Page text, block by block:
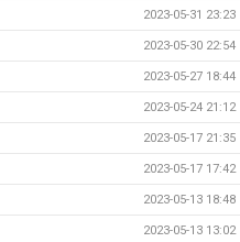
2023-05-31 23:23
2023-05-30 22:54
2023-05-27 18:44
2023-05-24 21:12
2023-05-17 21:35
2023-05-17 17:42
2023-05-13 18:48
2023-05-13 13:02